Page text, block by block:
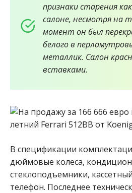
признаки старения
салоне, несмотря на
момент он был
белого в
металлик. Салон
вставками.
В спецификации
дюймовые колеса,
стеклоподъемники,
телефон. Последнее